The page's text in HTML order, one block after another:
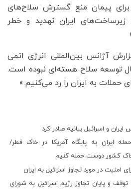
پیمان منع گسترش سلاح‌های
ایران تهدید و خطر
آژانس بین‌المللی انرژی اتمی
توسعه سلاح هسته‌ای نبوده است.
حملات به ایران را رد می‌کنیم.»
و اسرائیل بیانیه صادر کرد
ایران به پایگاه آمریکا در خاک قطر/
کشور دوست حمله کنیم
امنیت در مورد تجاوز اسرائیل به ایران
و پایان تجاوز رژیم اسرائیل به شورای